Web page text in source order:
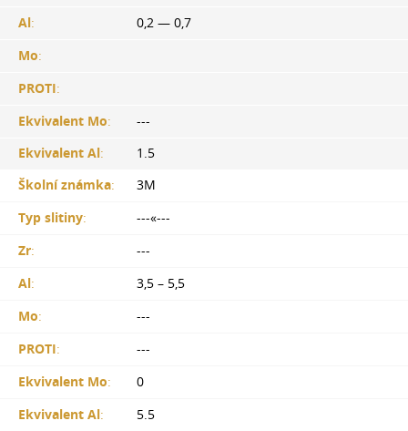
Al:
0,2 — 0,7
Mo:
PROTI:
Ekvivalent Mo:
---
Ekvivalent Al :
1.5
Školní známka:
3M
Typ slitiny:
---«---
Zr:
---
Al:
3,5 – 5,5
Mo:
---
PROTI:
---
Ekvivalent Mo:
0
Ekvivalent Al:
5.5